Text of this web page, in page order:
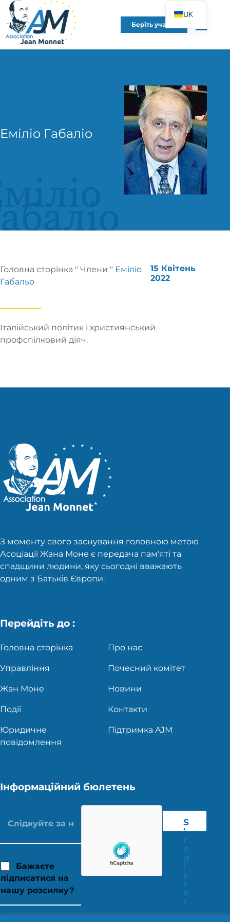
Беріть участь
Еміліо Габаліо
Головна сторінка " Члени " Еміліо
Габальо
15 Квітень
2022
Італійський політик і християнський
профспілковий діяч.
З моменту свого заснування головною метою
Асоціації Жана Моне є передача пам'яті та
спадщини людини, яку сьогодні вважають
одним з Батьків Європи.
Перейдіть до :
Головна сторінка Про нас
Управління Почесний комітет
Жан Моне Новини
Події Контакти
Юридичне
повідомлення
Підтримка AJM
Інформаційний бюлетень
Бажаєте
підписатися на
нашу розсилку?
S
'
UK
FR
EN
IT
PT
PL